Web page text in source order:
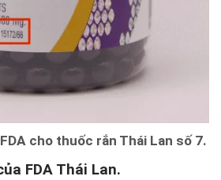
cho thuốc rắn Thái Lan số 7.
FDA Thái Lan.